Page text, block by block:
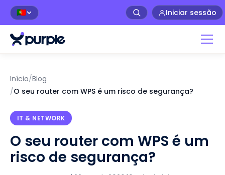
🇵🇹 Iniciar sessão
Início/Blog
/O seu router com WPS é um risco de segurança?
IT & NETWORK
O seu router com WPS é um
risco de segurança?